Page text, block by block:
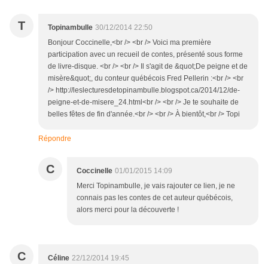
T Topinambulle 30/12/2014 22:50
Bonjour Coccinelle,<br /> <br /> Voici ma première
participation avec un recueil de contes, présenté sous forme
de livre-disque. <br /> <br /> Il s'agit de &quot;De peigne et de
misère&quot;, du conteur québécois Fred Pellerin :<br /> <br
/> http://leslecturesdetopinambulle.blogspot.ca/2014/12/de-
peigne-et-de-misere_24.html<br /> <br /> Je te souhaite de
belles fêtes de fin d'année.<br /> <br /> À bientôt,<br /> Topi
Répondre
C Coccinelle 01/01/2015 14:09
Merci Topinambulle, je vais rajouter ce lien, je ne
connais pas les contes de cet auteur québécois,
alors merci pour la découverte !
C Céline 22/12/2014 19:45